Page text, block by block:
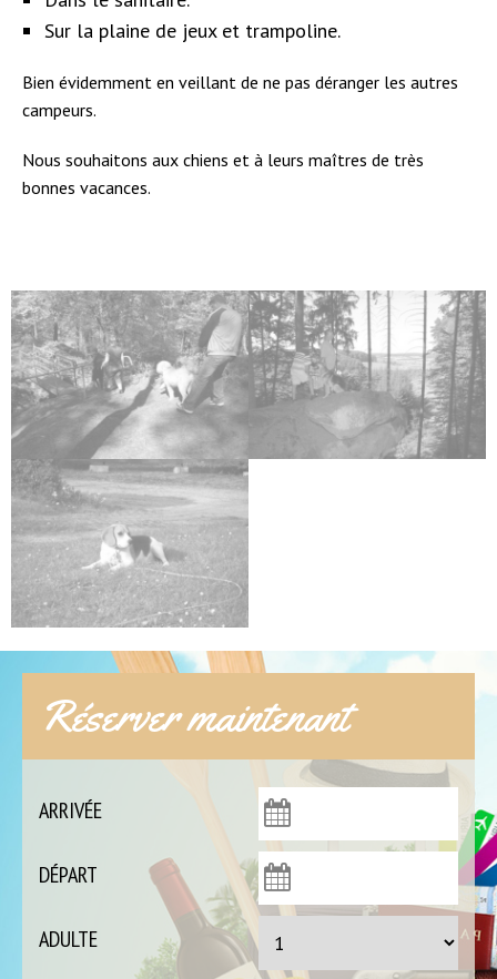
Sur la plaine de jeux et trampoline.
Bien évidemment en veillant de ne pas déranger les autres
campeurs.
Nous souhaitons aux chiens et à leurs maîtres de très
bonnes vacances.
Réserver maintenant
ARRIVÉE
DÉPART
ADULTE